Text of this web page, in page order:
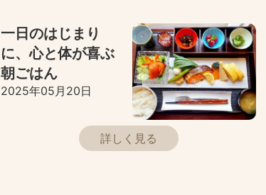
一日のはじまり
に、心と体が喜ぶ
朝ごはん
2025年05月20日
詳しく見る